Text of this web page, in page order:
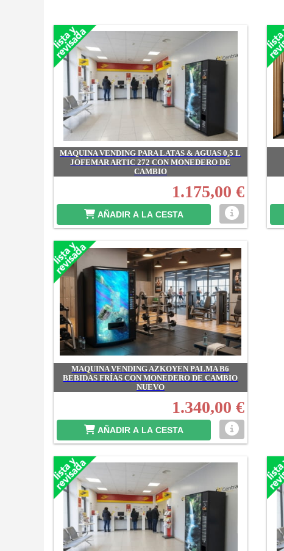
MAQUINA VENDING PARA LATAS & AGUAS 0,5 L
JOFEMAR ARTIC 272 CON MONEDERO DE
CAMBIO
1.175,00 €
AÑADIR A LA CESTA
MAQUINA VENDING AZKOYEN PALMA B6
BEBIDAS FRÍAS CON MONEDERO DE CAMBIO
NUEVO
1.340,00 €
AÑADIR A LA CESTA